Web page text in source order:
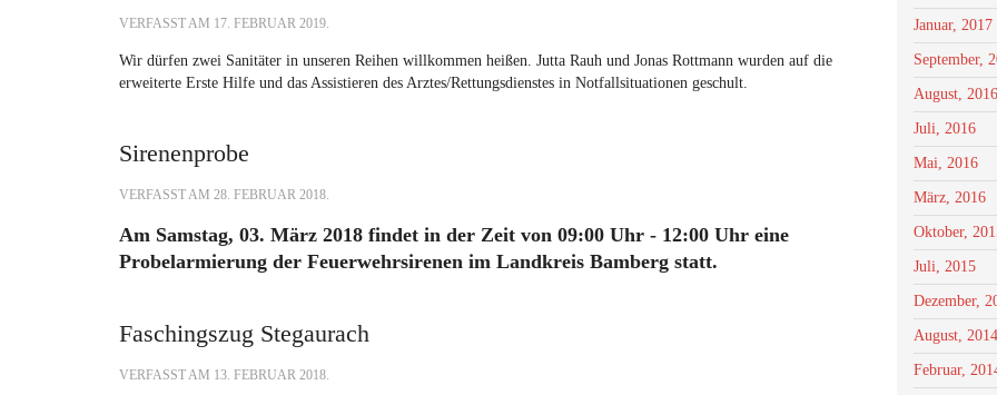
VERFASST AM 17. FEBRUAR 2019.
Wir dürfen zwei Sanitäter in unseren Reihen willkommen heißen. Jutta Rauh und Jonas Rottmann wurden auf die
erweiterte Erste Hilfe und das Assistieren des Arztes/Rettungsdienstes in Notfallsituationen geschult.
Sirenenprobe
VERFASST AM 28. FEBRUAR 2018.
Am Samstag, 03. März 2018 findet in der Zeit von 09:00 Uhr - 12:00 Uhr eine
Probelarmierung der Feuerwehrsirenen im Landkreis Bamberg statt.
Faschingszug Stegaurach
VERFASST AM 13. FEBRUAR 2018.
Januar, 2017
September,
August, 2016
Juli, 2016
Mai, 2016
März, 2016
Oktober,
Juli, 2015
Dezember,
August, 2014
Februar,